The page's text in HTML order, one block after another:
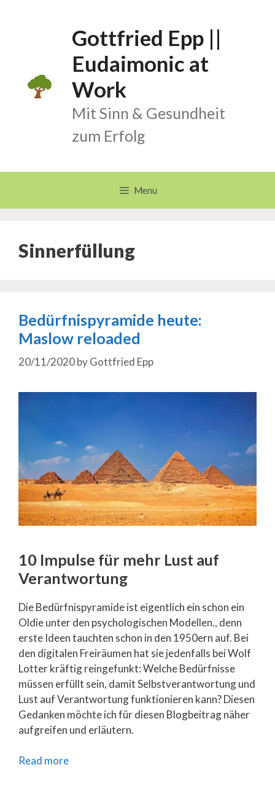
Gottfried Epp ||
Eudaimonic at
Work
Mit Sinn & Gesundheit
zum Erfolg
Menu
Sinnerfüllung
Bedürfnispyramide heute:
Maslow reloaded
20/11/2020byGottfried Epp
10 Impulse für mehr Lust auf
Verantwortung
Die Bedürfnispyramide ist eigentlich ein schon ein
Oldie unter den psychologischen Modellen., denn
erste Ideen tauchten schon in den 1950ern auf. Bei
den digitalen Freiräumen hat sie jedenfalls bei Wolf
Lotter kräftig reingefunkt: Welche Bedürfnisse
müssen erfüllt sein, damit Selbstverantwortung und
Lust auf Verantwortung funktionieren kann? Diesen
Gedanken möchte ich für diesen Blogbeitrag näher
aufgreifen und erläutern.
Read more